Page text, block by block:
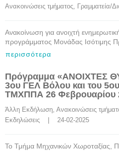
Ανακοινώσεις τμήματος, Γραμματεία/
Ανακοίνωση για ανοιχτή
προγράμματος Μονάδας Ισότιμης
περισσότερα
Πρόγραμμα «ΑΝΟΙΧΤΕΣ
3ου ΓΕΛ Βόλου και του
ΤΜΧΠΠΑ 26 Φεβρουαρίου
Άλλη Εκδήλωση, Ανακοινώσεις
Εκδηλώσεις
    |    24-02-2025
Το Τμήμα Μηχανικών Χωροταξίας,